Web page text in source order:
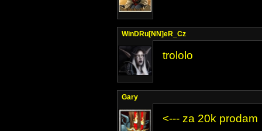
WinDRu[NN]eR_Cz
trololo
Gary
<--- za 20k prodam